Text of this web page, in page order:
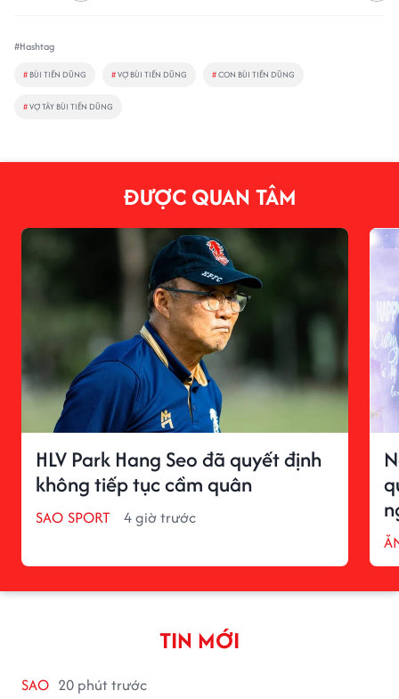
#Hashtag
# BÙI TIẾN DŨNG #VỢ BÙI TIẾN DŨNG #CON BÙI TIẾN DŨNG
#VỢ TÂY BÙI TIẾN DŨNG
ĐƯỢC QUAN TÂM
HLV Park Hang Seo đã quyết định
không tiếp tục cầm quân
SAO SPORT 4 giờ trước
TIN MỚI
SAO 20 phút trước